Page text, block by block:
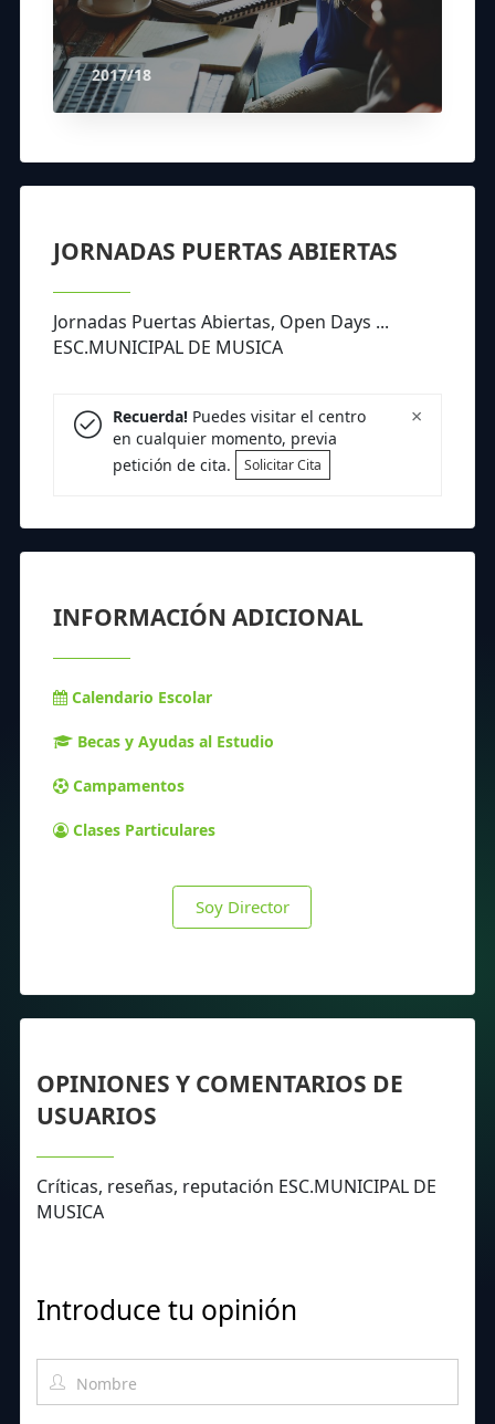
2017/18
JORNADAS PUERTAS ABIERTAS
Jornadas Puertas Abiertas, Open Days ...
ESC.MUNICIPAL DE MUSICA
×
Recuerda!Puedes visitar el centro
en cualquier momento, previa
petición de cita.
Solicitar Cita
INFORMACIÓN ADICIONAL
Calendario Escolar
Becas y Ayudas al Estudio
Campamentos
Clases Particulares
Soy Director
OPINIONES Y COMENTARIOS DE
USUARIOS
Críticas, reseñas, reputación ESC.MUNICIPAL DE
MUSICA
Introduce tu opinión